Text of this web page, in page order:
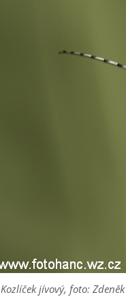
Kozlíček jívový, foto: